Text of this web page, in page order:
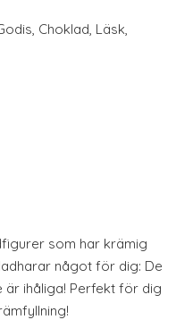
, Choklad, Läsk,
som har krämig
något för dig: De
är ihåliga! Perfekt för dig